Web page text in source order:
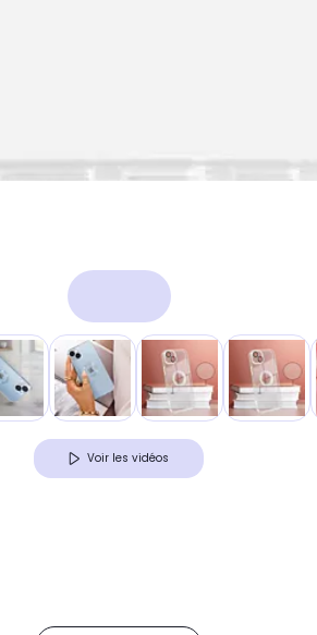
Voir les vidéos